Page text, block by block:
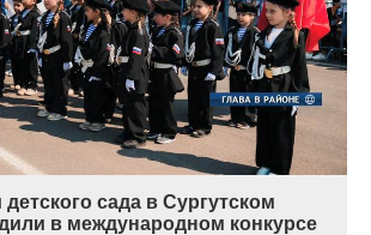
детского сада в Сургутском
в международном конкурсе